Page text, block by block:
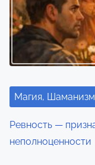
Магия,
Ревность —
неполноценности